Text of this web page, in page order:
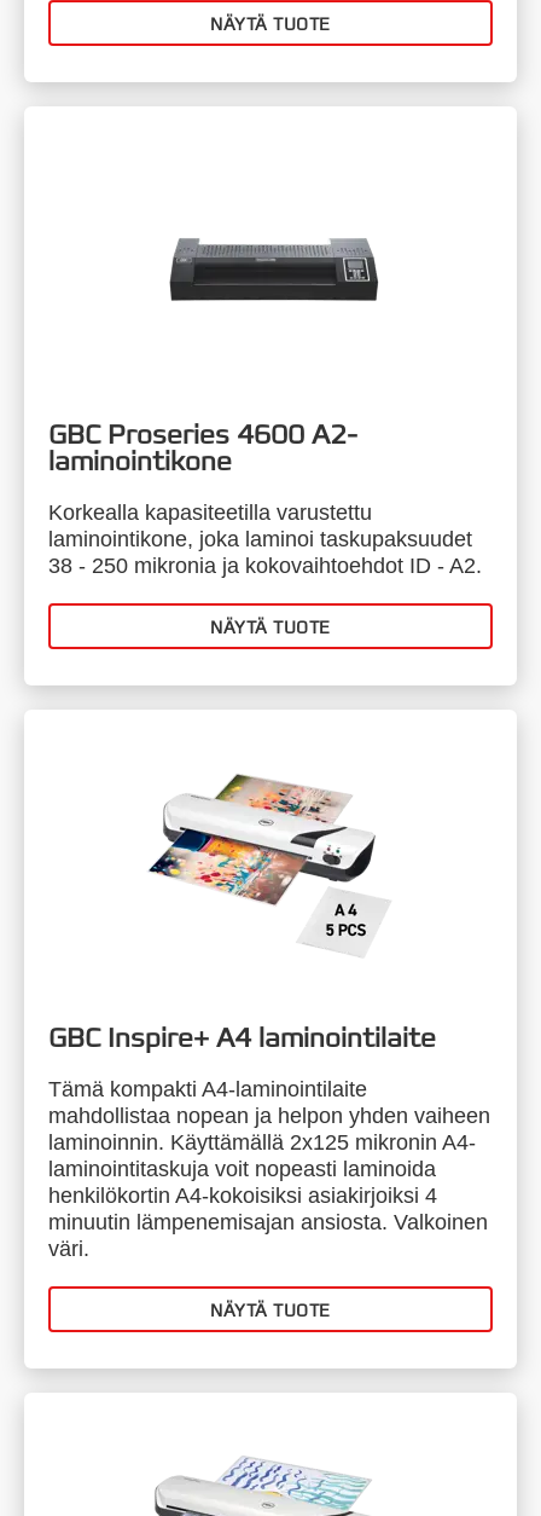
NÄYTÄ TUOTE
GBC Proseries 4600 A2-
laminointikone
Korkealla kapasiteetilla varustettu
laminointikone, joka laminoi taskupaksuudet
38 - 250 mikronia ja kokovaihtoehdot ID - A2.
NÄYTÄ TUOTE
GBC Inspire+ A4 laminointilaite
Tämä kompakti A4-laminointilaite
mahdollistaa nopean ja helpon yhden vaiheen
laminoinnin. Käyttämällä 2x125 mikronin A4-
laminointitaskuja voit nopeasti laminoida
henkilökortin A4-kokoisiksi asiakirjoiksi 4
minuutin lämpenemisajan ansiosta. Valkoinen
väri.
NÄYTÄ TUOTE